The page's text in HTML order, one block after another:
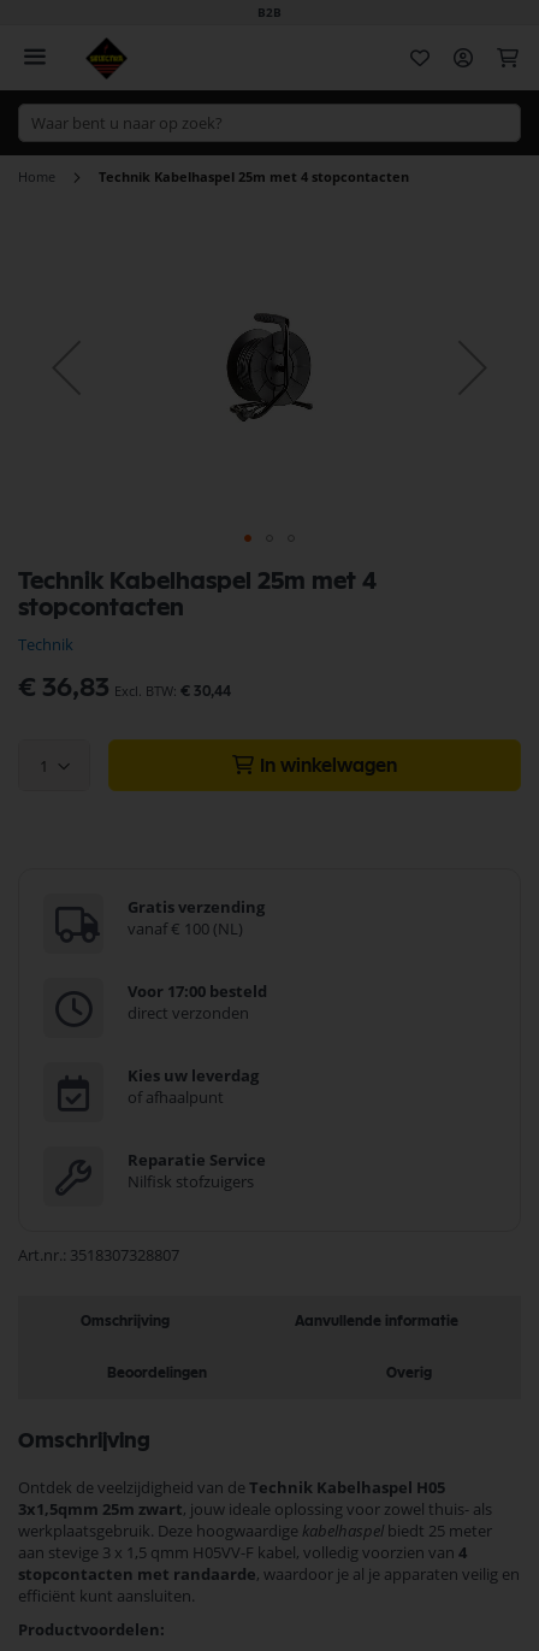
B2B
Home Technik Kabelhaspel 25m met 4 stopcontacten
Technik Kabelhaspel 25m met 4
stopcontacten
Technik
€ 36,83 € 30,44
1 In winkelwagen
Gratis verzending
vanaf € 100 (NL)
Voor 17:00 besteld
direct verzonden
Kies uw leverdag
of afhaalpunt
Reparatie Service
Nilfisk stofzuigers
Art.nr. 3518307328807
naar
het
van
de
afbeeldingen-
Omschrijving Aanvullende informatie
Beoordelingen Overig
Omschrijving
Ontdek de veelzijdigheid van de Technik Kabelhaspel H05
3x1,5qmm 25m zwart, jouw ideale oplossing voor zowel thuis- als
werkplaatsgebruik. Deze hoogwaardige kabelhaspel biedt 25 meter
aan stevige 3 x 1,5 qmm H05VV-F kabel, volledig voorzien van 4
stopcontacten met randaarde, waardoor je al je apparaten veilig en
efficiënt kunt aansluiten.
Productvoordelen: